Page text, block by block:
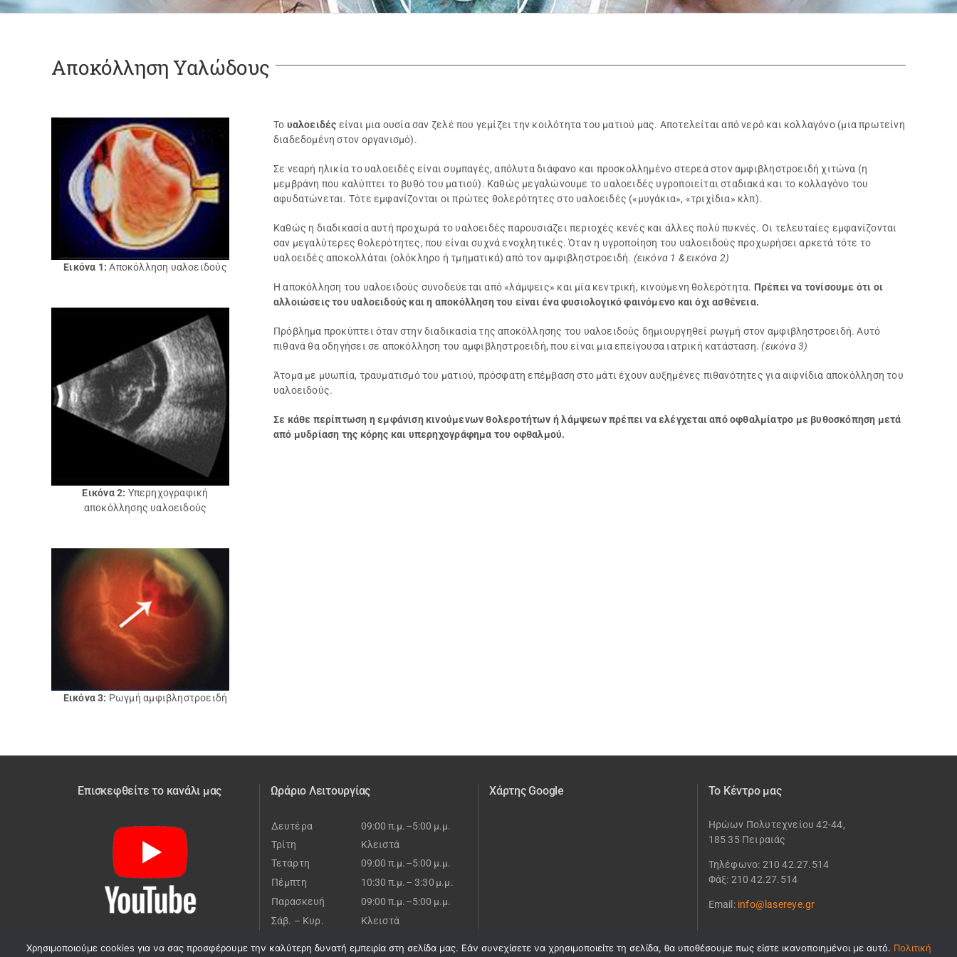
Αποκόλληση Υαλώδους
Εικόνα 1: Αποκόλληση υαλοειδούς
Εικόνα 2: Υπερηχογραφική
αποκόλλησης υαλοειδούς
Εικόνα 3: Ρωγμή αμφιβληστροειδή
Το υαλοειδές είναι μια ουσία σαν ζελέ που γεμίζει την κοιλότητα του ματιού μας. Αποτελείται από νερό και κολλαγόνο (μια πρωτείνη
διαδεδομένη στον οργανισμό).
Σε νεαρή ηλικία το υαλοειδές είναι συμπαγές, απόλυτα διάφανο και προσκολλημένο στερεά στον αμφιβληστροειδή χιτώνα (η
μεμβράνη που καλύπτει το βυθό του ματιού). Καθώς μεγαλώνουμε το υαλοειδές υγροποιείται σταδιακά και το κολλαγόνο του
αφυδατώνεται. Τότε εμφανίζονται οι πρώτες θολερότητες στο υαλοειδές («μυγάκια», «τριχίδια» κλπ).
Καθώς η διαδικασία αυτή προχωρά το υαλοειδές παρουσιάζει περιοχές κενές και άλλες πολύ πυκνές. Οι τελευταίες εμφανίζονται
σαν μεγαλύτερες θολερότητες, που είναι συχνά ενοχλητικές. Όταν η υγροποίηση του υαλοειδούς προχωρήσει αρκετά τότε το
υαλοειδές αποκολλάται (ολόκληρο ή τμηματικά) από τον αμφιβληστροειδή. (εικόνα 1 & εικόνα 2)
Η αποκόλληση του υαλοειδούς συνοδεύεται από «λάμψεις» και μία κεντρική, κινούμενη θολερότητα. Πρέπει να τονίσουμε ότι οι
αλλοιώσεις του υαλοειδούς και η αποκόλληση του είναι ένα φυσιολογικό φαινόμενο και όχι ασθένεια.
Πρόβλημα προκύπτει όταν στην διαδικασία της αποκόλλησης του υαλοειδούς δημιουργηθεί ρωγμή στον αμφιβληστροειδή. Αυτό
πιθανά θα οδηγήσει σε αποκόλληση του αμφιβληστροειδή, που είναι μια επείγουσα ιατρική κατάσταση. (εικόνα 3)
Άτομα με μυωπία, τραυματισμό του ματιού, πρόσφατη επέμβαση στο μάτι έχουν αυξημένες πιθανότητες για αιφνίδια αποκόλληση του
υαλοειδούς.
Σε κάθε περίπτωση η εμφάνιση κινούμενων θολεροτήτων ή λάμψεων πρέπει να ελέγχεται από οφθαλμίατρο με βυθοσκόπηση μετά
από μυδρίαση της κόρης και υπερηχογράφημα του οφθαλμού.
Επισκεφθείτε το κανάλι μας Ωράριο Λειτουργίας
Δευτέρα
09:00 π.μ.–5:00 μ.μ.
Τρίτη
Κλειστά
Τετάρτη
09:00 π.μ.–5:00 μ.μ.
Πέμπτη
10:30 π.μ.– 3:30 μ.μ.
Παρασκευή
09:00 π.μ.–5:00 μ.μ.
Σάβ. – Κυρ.
Κλειστά
Χάρτης Google Το Κέντρο μας
Ηρώων Πολυτεχνείου 42-44,
185 35 Πειραιάς
Τηλέφωνο: 210 42.27.514
Φάξ: 210 42.27.514
Email: info@lasereye.gr
Χρησιμοποιούμε cookies για να σας προσφέρουμε την καλύτερη δυνατή εμπειρία στη σελίδα μας. Εάν συνεχίσετε να χρησιμοποιείτε τη σελίδα, θα υποθέσουμε πως είστε ικανοποιημένοι με αυτό. Πολιτική